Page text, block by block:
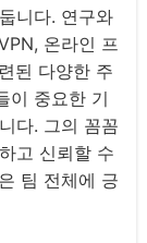
니다. 연구와
온라인 프
된 다양한 주
이 중요한 기
다. 그의 꼼꼼
고 신뢰할 수
팀 전체에 긍